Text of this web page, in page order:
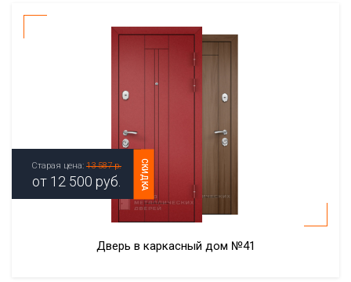
СКИДКА
Старая цена: 13 587 р.
от 12 500 руб.
Дверь в каркасный дом №41